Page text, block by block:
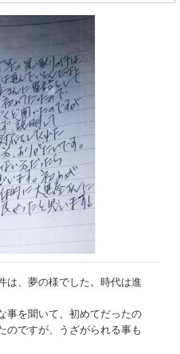
は、夢の様でした。時代は進
事を聞いて、初めてだったの
のですが、うざがられる事も